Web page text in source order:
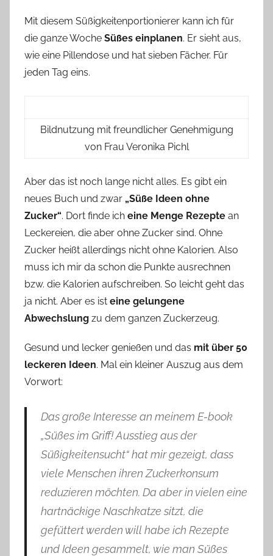
Mit diesem Süßigkeitenportionierer kann ich für
die ganze Woche Süßes einplanen. Er sieht aus,
wie eine Pillendose und hat sieben Fächer. Für
jeden Tag eins.
Bildnutzung mit freundlicher Genehmigung
von Frau Veronika Pichl
Aber das ist noch lange nicht alles. Es gibt ein
neues Buch und zwar „Süße Ideen ohne
Zucker“. Dort finde ich eine Menge Rezepte an
Leckereien, die aber ohne Zucker sind. Ohne
Zucker heißt allerdings nicht ohne Kalorien. Also
muss ich mir da schon die Punkte ausrechnen
bzw. die Kalorien aufschreiben. So leicht geht das
ja nicht. Aber es ist eine gelungene
Abwechslung zu dem ganzen Zuckerzeug.
Gesund und lecker genießen und das mit über 50
leckeren Ideen. Mal ein kleiner Auszug aus dem
Vorwort:
Das große Interesse an meinem E-book
„Süßes im Griff! Ausstieg aus der
Süßigkeitensucht“ hat mir gezeigt, dass
viele Menschen ihren Zuckerkonsum
reduzieren möchten. Da aber in vielen eine
hartnäckige Naschkatze sitzt, die
gefüttert werden will habe ich Rezepte
und Ideen gesammelt, wie man Süßes